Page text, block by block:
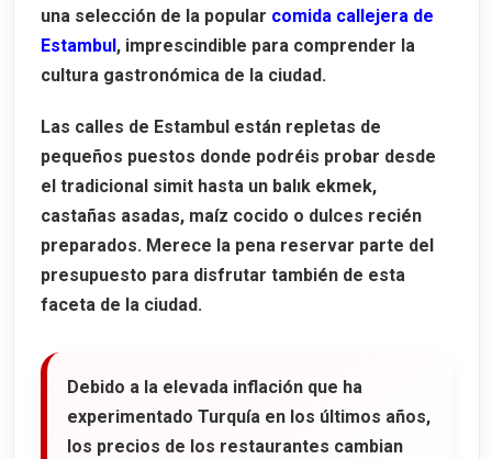
una selección de la popular comida callejera de
Estambul, imprescindible para comprender la
cultura gastronómica de la ciudad.
Las calles de Estambul están repletas de
pequeños puestos donde podréis probar desde
el tradicional simit hasta un balık ekmek,
castañas asadas, maíz cocido o dulces recién
preparados. Merece la pena reservar parte del
presupuesto para disfrutar también de esta
faceta de la ciudad.
Debido a la elevada inflación que ha
experimentado Turquía en los últimos años,
los precios de los restaurantes cambian